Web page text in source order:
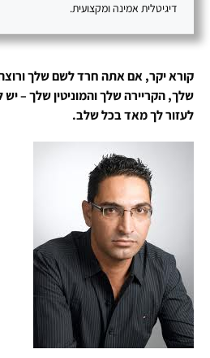
דיגיטלית אמינה ומקצועית.
קורא יקר, אם אתה חרד לשם שלך
שלך, הקריירה שלך והמוניטין שלך –
לעזור לך מאד בכל שלב.